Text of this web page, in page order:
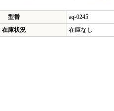
型番
aq-0245
在庫状況
在庫なし